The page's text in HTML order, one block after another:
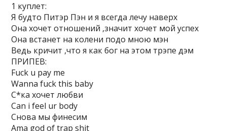
1 куплет:
Я будто Питэр Пэн и я всегда лечу наверх
Она хочет отношений ,значит хочет мой успех
Она встанет на колени подо мною мэн
Ведь кричит ,что я как бог на этом трэпе дэм
ПРИПЕВ:
Fuck u pay me
Wanna fuck this baby
С*ка хочет любви
Can i feel ur body
Снова мы финесим
Ama god of trap shit